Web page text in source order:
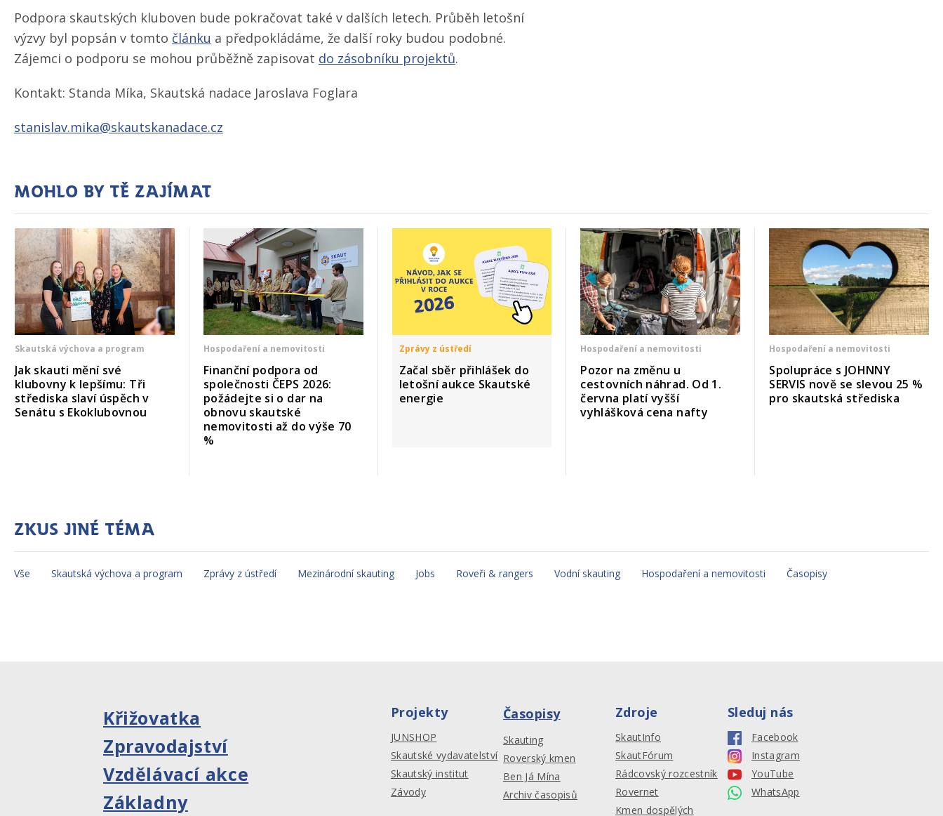
Podpora skautských kluboven bude pokračovat také v dalších letech. Průběh letošní
výzvy byl popsán v tomto článku a předpokládáme, že další roky budou podobné.
Zájemci o podporu se mohou průběžně zapisovat do zásobníku projektů.
Kontakt: Standa Míka, Skautská nadace Jaroslava Foglara
stanislav.mika@skautskanadace.cz
Mohlo by tě zajímat
Skautská výchova a program
Jak skauti mění své
klubovny k lepšímu: Tři
střediska slaví úspěch v
Senátu s Ekoklubovnou
Hospodaření a nemovitosti
Finanční podpora od
společnosti ČEPS 2026:
požádejte si o dar na
obnovu skautské
nemovitosti až do výše 70
%
Zprávy z ústředí
Začal sběr přihlášek do
letošní aukce Skautské
energie
Hospodaření a nemovitosti
Pozor na změnu u
cestovních náhrad. Od 1.
června platí vyšší
vyhlášková cena nafty
Hospodaření a nemovitosti
Spolupráce s JOHNNY
SERVIS nově se slevou 25 %
pro skautská střediska
Zkus jiné téma
Vše Skautská výchova a program Zprávy z ústředí Mezinárodní skauting Jobs Roveři & rangers Vodní skauting Hospodaření a nemovitosti Časopisy
Křižovatka
Zpravodajství
Vzdělávací akce
Základny
Projekty
JUNSHOP
Skautské vydavatelství
Skautský institut
Závody
Časopisy
Skauting
Roverský kmen
Ben Já Mína
Archiv časopisů
Zdroje
SkautInfo
SkautFórum
Rádcovský rozcestník
Rovernet
Kmen dospělých
Sleduj nás
Facebook
Instagram
YouTube
WhatsApp